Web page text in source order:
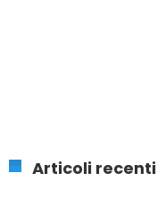
Articoli recenti